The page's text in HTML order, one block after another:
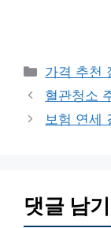
카
테
리
가격 추천
혈관청소
보험 연세
댓글 남